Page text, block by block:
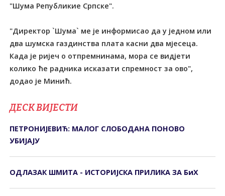
"Шума Републикие Српске".
"Директор `Шума` ме је информисао да у једном или
два шумска газдинства плата касни два мјесеца.
Када је ријеч о отпремнинама, мора се видјети
колико ће радника исказати спремност за ово",
додао је Минић.
ДЕСК ВИЈЕСТИ
ПЕТРОНИЈЕВИЋ: МАЛОГ СЛОБОДАНА ПОНОВО
УБИЈАЈУ
ОДЛАЗАК ШМИТА - ИСТОРИЈСКА ПРИЛИКА ЗА БиХ